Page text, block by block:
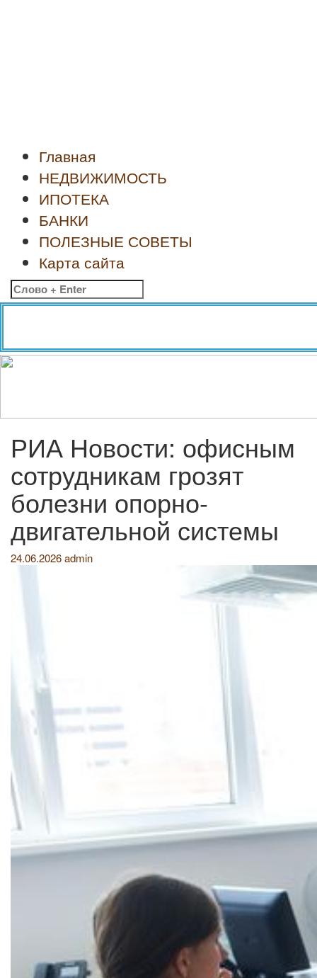
Главная
НЕДВИЖИМОСТЬ
ИПОТЕКА
БАНКИ
ПОЛЕЗНЫЕ СОВЕТЫ
Карта сайта
Найти:
РИА Новости: офисным
сотрудникам грозят
болезни опорно-
двигательной системы
24.06.2026admin